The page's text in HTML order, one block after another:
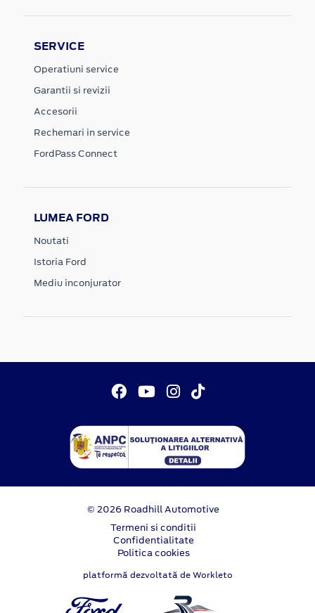
SERVICE
Operatiuni service
Garantii si revizii
Accesorii
Rechemari in service
FordPass Connect
LUMEA FORD
Noutati
Istoria Ford
Mediu inconjurator
© 2026 Roadhill Automotive
Termeni si conditii
Confidentialitate
Politica cookies
platformă dezvoltată de Workleto